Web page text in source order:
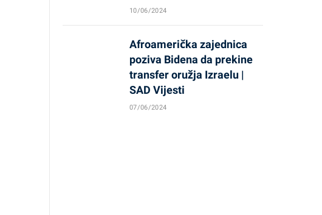
10/06/2024
Afroamerička zajednica
poziva Bidena da prekine
transfer oružja Izraelu |
SAD Vijesti
07/06/2024